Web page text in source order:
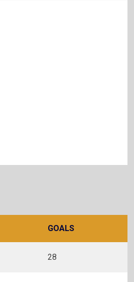
GOALS
28